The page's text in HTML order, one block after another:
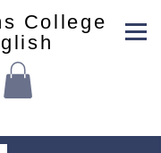
College